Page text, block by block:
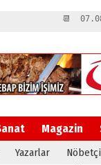
📆
Magazin
Yazarlar